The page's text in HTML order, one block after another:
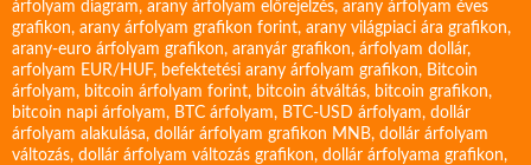
árfolyam diagram, arany árfolyam előrejelzés, arany árfolyam éves
grafikon, arany árfolyam grafikon forint, arany világpiaci ára grafikon,
arany-euro árfolyam grafikon, aranyár grafikon, árfolyam dollár,
arfolyam EUR/HUF, befektetési arany árfolyam grafikon, Bitcoin
árfolyam, bitcoin árfolyam forint, bitcoin átváltás, bitcoin grafikon,
bitcoin napi árfolyam, BTC árfolyam, BTC-USD árfolyam, dollár
árfolyam alakulása, dollár árfolyam grafikon MNB, dollár árfolyam
változás, dollár árfolyam változás grafikon, dollár árfolyama grafikon,